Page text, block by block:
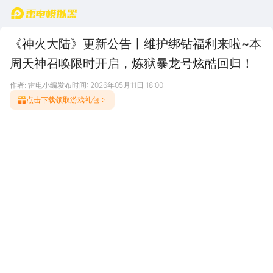
首页
《神火大陆》更新公告丨维护绑钻福利来啦~本
周天神召唤限时开启，炼狱暴龙号炫酷回归！
作者: 雷电小编发布时间: 2026年05月11日 18:00
点击下载领取游戏礼包